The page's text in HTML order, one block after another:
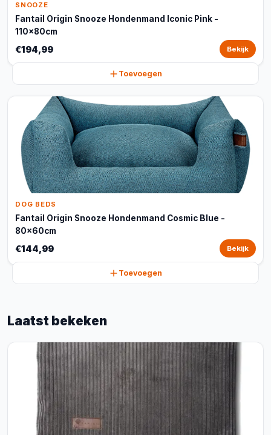
SNOOZE
Fantail Origin Snooze Hondenmand Iconic Pink -
110x80cm
€194,99 Bekijk
Toevoegen
DOG BEDS
Fantail Origin Snooze Hondenmand Cosmic Blue -
80x60cm
€144,99 Bekijk
Toevoegen
Laatst bekeken